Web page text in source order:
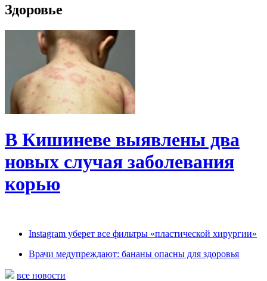
Здоровье
В Кишиневе выявлены два
новых случая заболевания
корью
Instagram уберет все фильтры «пластической хирургии»
Врачи медупреждают: бананы опасны для здоровья
все новости